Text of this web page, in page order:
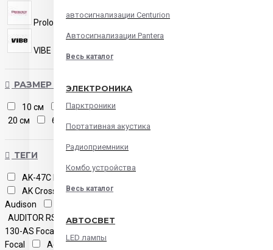
автосигнализации Centurion
Автосигнализации Pantera
Весь каталог
ЭЛЕКТРОНИКА
Парктроники
Портативная акустика
Радиоприемники
Комбо устройства
Весь каталог
АВТОСВЕТ
LED лампы
Prology Swat Ural
VIBE
РАЗМЕР АКУСТИКИ
10 см 13 см
16.5 см
20 см
6х9
ТЕГИ
AK-47С M Ural
AK Crossover Ural
APBMW K4E
Audison
AUDITOR RSE-165 Focal
130-AS Focal
Focal
Access 165AS Focal